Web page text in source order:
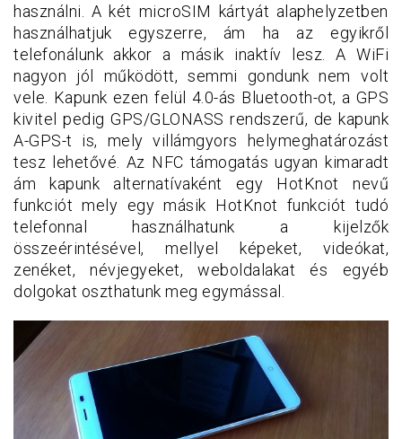
használni. A két microSIM kártyát alaphelyzetben
használhatjuk egyszerre, ám ha az egyikről
telefonálunk akkor a másik inaktív lesz. A WiFi
nagyon jól működött, semmi gondunk nem volt
vele. Kapunk ezen felül 4.0-ás Bluetooth-ot, a GPS
kivitel pedig GPS/GLONASS rendszerű, de kapunk
A-GPS-t is, mely villámgyors helymeghatározást
tesz lehetővé. Az NFC támogatás ugyan kimaradt
ám kapunk alternatívaként egy HotKnot nevű
funkciót mely egy másik HotKnot funkciót tudó
telefonnal használhatunk a kijelzők
összeérintésével, mellyel képeket, videókat,
zenéket, névjegyeket, weboldalakat és egyéb
dolgokat oszthatunk meg egymással.